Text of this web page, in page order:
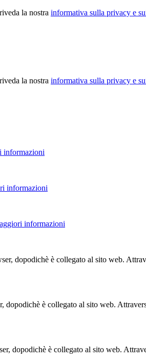
la nostra informativa sulla privacy e
la nostra informativa sulla privacy e
informazioni
informazioni
informazioni
dopodichè è collegato al sito web.
è collegato al sito web.
dopodichè è collegato al sito web.